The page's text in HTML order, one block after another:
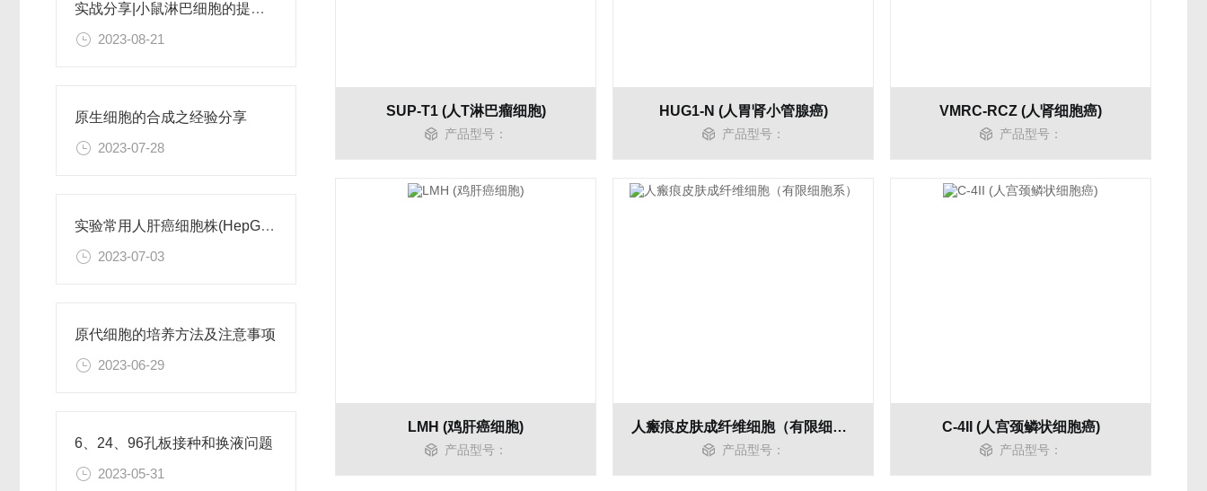
实战分享|小鼠淋巴细胞的提取和分选之经验小结
2023-08-21
原生细胞的合成之经验分享
2023-07-28
实验常用人肝癌细胞株(HepG2/Hep3B,HuH-7,MHCC97H,PLC/PRF/5)怎么选？
2023-07-03
原代细胞的培养方法及注意事项
2023-06-29
6、24、96孔板接种和换液问题
2023-05-31
SUP-T1 (人T淋巴瘤细胞)
产品型号：
HUG1-N (人胃肾小管腺癌)
产品型号：
VMRC-RCZ (人肾细胞癌)
产品型号：
LMH (鸡肝癌细胞)
产品型号：
人瘢痕皮肤成纤维细胞（有限细胞系）
产品型号：
C-4II (人宫颈鳞状细胞癌)
产品型号：